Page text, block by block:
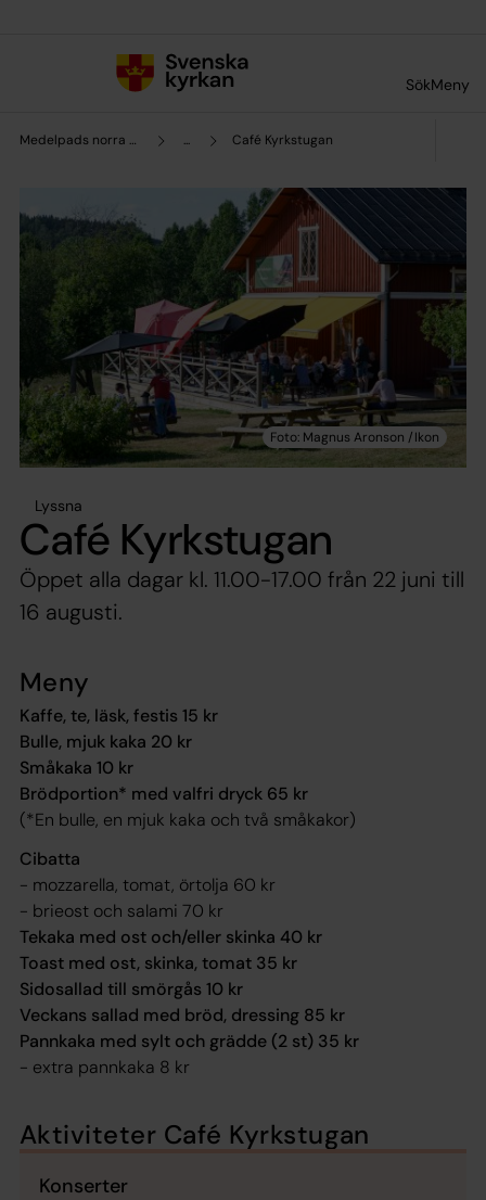
SökMeny
Medelpads norra pastorat ... Café Kyrkstugan
Lyssna
Café Kyrkstugan
Öppet alla dagar kl. 11.00-17.00 från 22 juni till
16 augusti.
Meny
Kaffe, te, läsk, festis 15 kr
Bulle, mjuk kaka 20 kr
Småkaka 10 kr
Brödportion* med valfri dryck 65 kr
(*En bulle, en mjuk kaka och två småkakor)
Cibatta
- mozzarella, tomat, örtolja 60 kr
- brieost och salami 70 kr
Tekaka med ost och/eller skinka 40 kr
Toast med ost, skinka, tomat 35 kr
Sidosallad till smörgås 10 kr
Veckans sallad med bröd, dressing 85 kr
Pannkaka med sylt och grädde (2 st) 35 kr
- extra pannkaka 8 kr
Aktiviteter Café Kyrkstugan
Konserter